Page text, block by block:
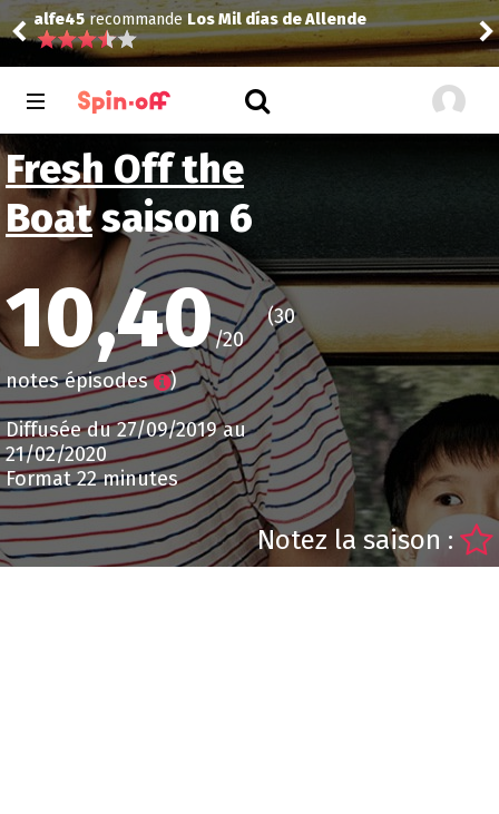
alfe45recommandeLos Mil días de Allende
Fresh Off the
Boatsaison 6
10,40/20
(30
notes épisodes
)
Diffusée du 27/09/2019 au
21/02/2020
Format 22 minutes
Notez la saison :